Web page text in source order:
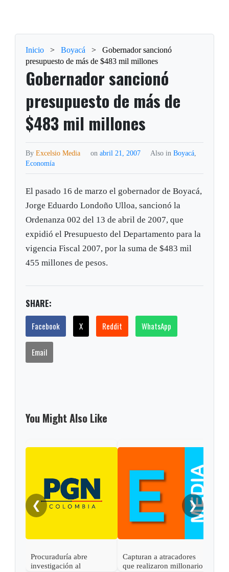
Inicio > Boyacá >
Gobernador sancionó
presupuesto de más de $483 mil millones
Gobernador sancionó
presupuesto de más de
$483 mil millones
ByExcelsio Media on abril 21, 2007 Also in Boyacá,
Economía
El pasado 16 de marzo el gobernador de Boyacá,
Jorge Eduardo Londoño Ulloa, sancionó la
Ordenanza 002 del 13 de abril de 2007, que
expidió el Presupuesto del Departamento para la
vigencia Fiscal 2007, por la suma de $483 mil
455 millones de pesos.
SHARE:
Facebook X Reddit WhatsApp
Email
You Might Also Like
❮
Procuraduría abre
investigación al
Capturan a atracadores
que realizaron millonario
❯